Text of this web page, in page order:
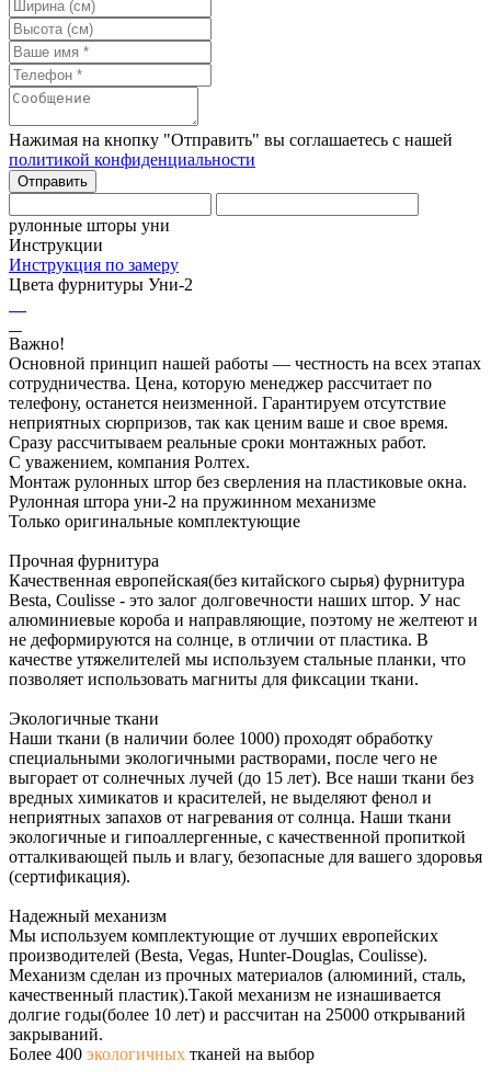
Нажимая на кнопку "Отправить" вы соглашаетесь с нашей
политикой конфиденциальности
рулонные шторы уни
Инструкции
Инструкция по замеру
Цвета фурнитуры Уни-2
Важно!
Основной принцип нашей работы — честность на всех этапах
сотрудничества. Цена, которую менеджер рассчитает по
телефону, останется неизменной. Гарантируем отсутствие
неприятных сюрпризов, так как ценим ваше и свое время.
Сразу рассчитываем реальные сроки монтажных работ.
С уважением, компания Ролтех.
Монтаж рулонных штор без сверления на пластиковые окна.
Рулонная штора уни-2 на пружинном механизме
Только оригинальные комплектующие
Прочная фурнитура
Качественная европейская(без китайского сырья) фурнитура
Besta, Coulisse - это залог долговечности наших штор. У нас
алюминиевые короба и направляющие, поэтому не желтеют и
не деформируются на солнце, в отличии от пластика. В
качестве утяжелителей мы используем стальные планки, что
позволяет использовать магниты для фиксации ткани.
Экологичные ткани
Наши ткани (в наличии более 1000) проходят обработку
специальными экологичными растворами, после чего не
выгорает от солнечных лучей (до 15 лет). Все наши ткани без
вредных химикатов и красителей, не выделяют фенол и
неприятных запахов от нагревания от солнца. Наши ткани
экологичные и гипоаллергенные, с качественной пропиткой
отталкивающей пыль и влагу, безопасные для вашего здоровья
(сертификация).
Надежный механизм
Мы используем комплектующие от лучших европейских
производителей (Besta, Vegas, Hunter-Douglas, Coulisse).
Механизм сделан из прочных материалов (алюминий, сталь,
качественный пластик).Такой механизм не изнашивается
долгие годы(более 10 лет) и рассчитан на 25000 открываний
закрываний.
Более 400 экологичных тканей на выбор